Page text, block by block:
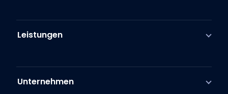
Leistungen
Unternehmen